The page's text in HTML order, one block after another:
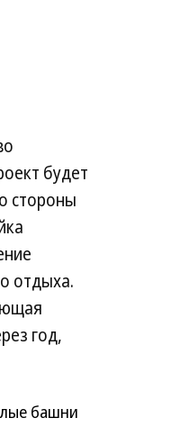
будет
стороны
отдыха.
год,
башни